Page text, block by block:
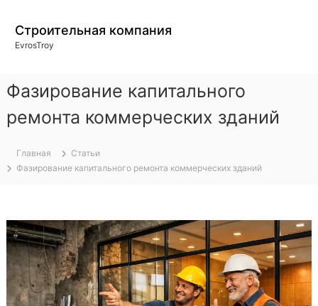
м
Строительная компания
EvrosTroy
Фазирование капитального
ремонта коммерческих зданий
Главная
Статьи
Фазирование капитального ремонта коммерческих зданий